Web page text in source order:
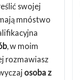
swojej
mnóstwo
, w moim
rozmawiasz
osoba z